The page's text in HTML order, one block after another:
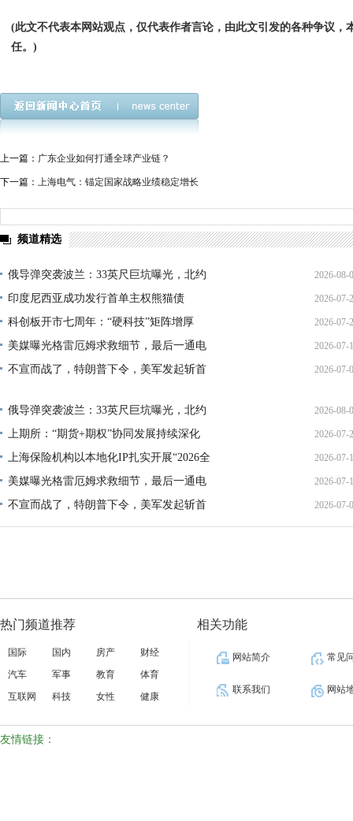
(此文不代表本网站观点，仅代表作者言论，由此文引发的各种争议，
任。)
上一篇： 广东企业如何打通全球产业链？
下一篇： 上海电气：锚定国家战略业绩稳定增长
频道精选
俄导弹突袭波兰：33英尺巨坑曝光，北约 2026-08-
印度尼西亚成功发行首单主权熊猫债 2026-07-
科创板开市七周年：“硬科技”矩阵增厚 2026-07-
美媒曝光格雷厄姆求救细节，最后一通电 2026-07-
不宣而战了，特朗普下令，美军发起斩首 2026-07-
俄导弹突袭波兰：33英尺巨坑曝光，北约 2026-08-
上期所：“期货+期权”协同发展持续深化 2026-07-
上海保险机构以本地化IP扎实开展“2026全 2026-07-
美媒曝光格雷厄姆求救细节，最后一通电 2026-07-
不宣而战了，特朗普下令，美军发起斩首 2026-07-
热门频道推荐
国际 国内 房产
财经
汽车
军事 教育
体育
互联网
科技 女性 健康
相关功能
网站简介 常见
联系我们 网站
友情链接：